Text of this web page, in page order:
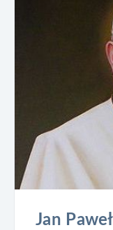
Jan Paweł